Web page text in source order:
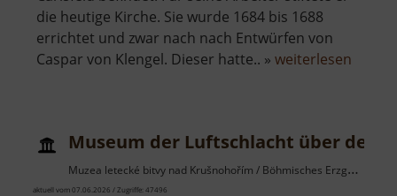
die heutige Kirche. Sie wurde 1684 bis 1688
errichtet und zwar nach nach Entwürfen von
Caspar von Klengel. Dieser hatte.. » weiterlesen
Museum der Luftschlacht über dem
Muzea letecké bitvy nad Krušnohořím / Böhmisches Erzgebirge
aktuell vom 07.06.2026 / Zugriffe: 47496